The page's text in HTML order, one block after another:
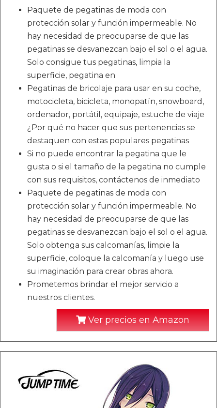
Paquete de pegatinas de moda con
protección solar y función impermeable. No
hay necesidad de preocuparse de que las
pegatinas se desvanezcan bajo el sol o el agua.
Solo consigue tus pegatinas, limpia la
superficie, pegatina en
Pegatinas de bricolaje para usar en su coche,
motocicleta, bicicleta, monopatín, snowboard,
ordenador, portátil, equipaje, estuche de viaje
¿Por qué no hacer que sus pertenencias se
destaquen con estas populares pegatinas
Si no puede encontrar la pegatina que le
gusta o si el tamaño de la pegatina no cumple
con sus requisitos, contáctenos de inmediato
Paquete de pegatinas de moda con
protección solar y función impermeable. No
hay necesidad de preocuparse de que las
pegatinas se desvanezcan bajo el sol o el agua.
Solo obtenga sus calcomanías, limpie la
superficie, coloque la calcomanía y luego use
su imaginación para crear obras ahora.
Prometemos brindar el mejor servicio a
nuestros clientes.
Ver precios en Amazon